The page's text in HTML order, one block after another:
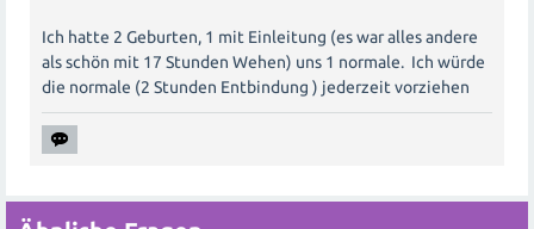
Ich hatte 2 Geburten, 1 mit Einleitung (es war alles andere
als schön mit 17 Stunden Wehen) uns 1 normale. Ich würde
die normale (2 Stunden Entbindung ) jederzeit vorziehen